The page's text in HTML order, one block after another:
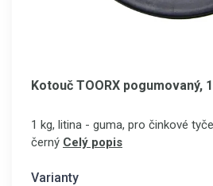
Kotouč TOORX pogumovaný,
1 kg, litina - guma, pro činkové
černý Celý popis
Varianty